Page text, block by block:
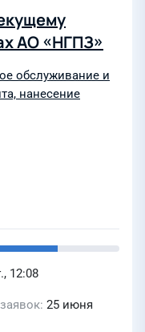
АО «НГПЗ»
обслуживание и
нанесение
12:08
25 июня